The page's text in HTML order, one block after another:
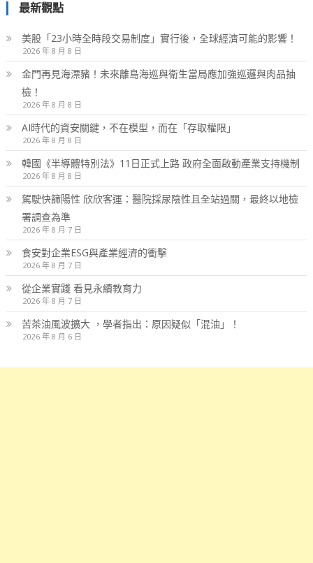
最新觀點
美股「23小時全時段交易制度」實行後，全球經濟可能的影響！
2026 年 8 月 8 日
金門再見海漂豬！未來離島海巡與衛生當局應加強巡邏與肉品抽
檢！
2026 年 8 月 8 日
AI時代的資安關鍵，不在模型，而在「存取權限」
2026 年 8 月 8 日
韓國《半導體特別法》11日正式上路 政府全面啟動產業支持機制
2026 年 8 月 8 日
駕駛快篩陽性 欣欣客運：醫院採尿陰性且全站過關，最終以地檢
署調查為準
2026 年 8 月 7 日
食安對企業ESG與產業經濟的衝擊
2026 年 8 月 7 日
從企業實踐 看見永續教育力
2026 年 8 月 7 日
苦茶油風波擴大 ，學者指出：原因疑似「混油」！
2026 年 8 月 6 日